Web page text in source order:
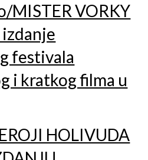
MISTER VORKY
izdanje
festivala
i kratkog filma u
HOLIVUDA